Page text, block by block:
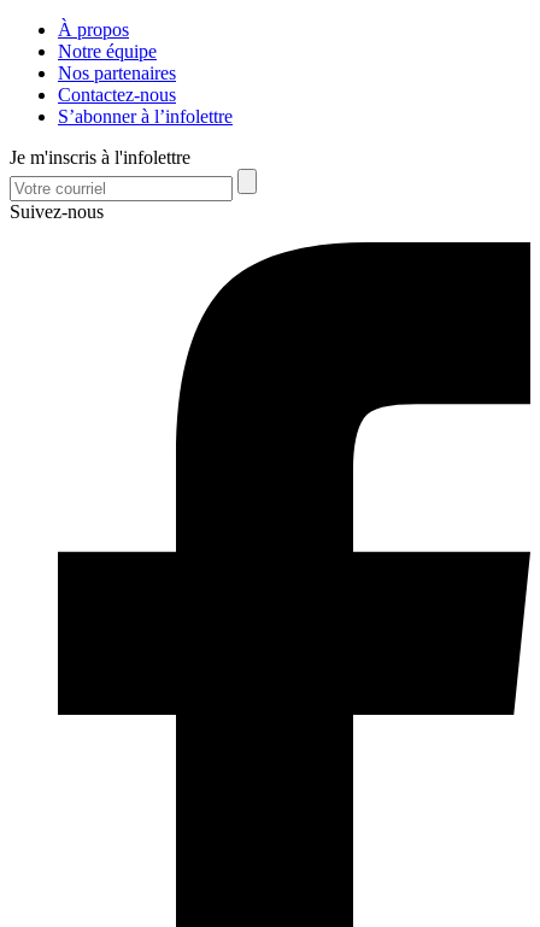
À propos
Notre équipe
Nos partenaires
Contactez-nous
S’abonner à l’infolettre
Je m'inscris à l'infolettre
Suivez-nous